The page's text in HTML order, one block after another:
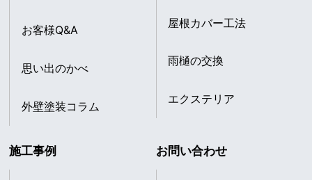
お客様Q&A
思い出のかべ
外壁塗装コラム
屋根カバー工法
雨樋の交換
エクステリア
施工事例 お問い合わせ